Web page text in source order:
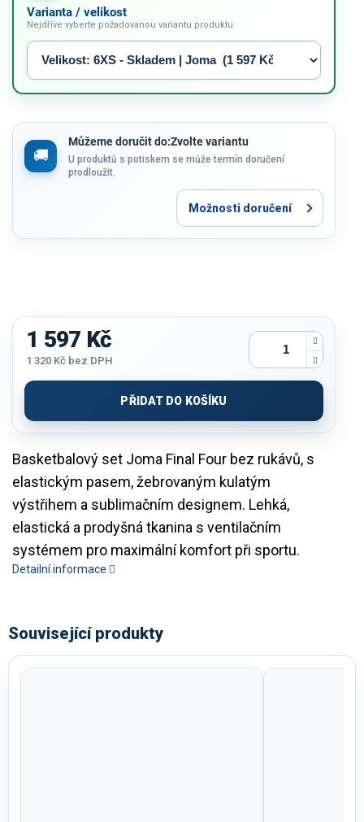
Varianta / velikost
Nejdříve vyberte požadovanou variantu produktu
Můžeme doručit do:Zvolte variantu
U produktů s potiskem se může termín doručení
prodloužit.
Možnosti doručení
Basketbalový set Joma Final Four bez rukávů, s
elastickým pasem, žebrovaným kulatým
výstřihem a sublimačním designem. Lehká,
elastická a prodyšná tkanina s ventilačním
systémem pro maximální komfort při sportu.
Detailní informace
1 597 Kč
1 320 Kč bez DPH
cena:
PŘIDAT DO KOŠÍKU
Související produkty